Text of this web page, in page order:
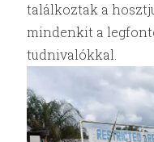
találkoztak a
mindenkit a
tudnivalókkal.